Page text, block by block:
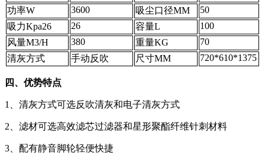
功率W
3600 吸尘口径MM
50
吸力Kpa26
26 容量L
100
风量M3/H
380 重量KG
70
清灰方式
手动反吹 尺寸MM 720*610*1375
四、优势特点
1、清灰方式可选反吹清灰和电子清灰方式
2、滤材可选高效滤芯过滤器和星形聚酯纤维针刺材料
3、配有静音脚轮轻便快捷